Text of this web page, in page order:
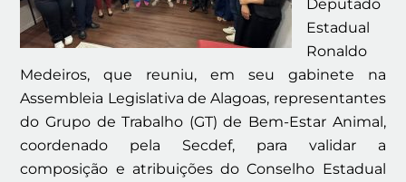
Deputado
Estadual
Ronaldo
Medeiros, que reuniu, em seu gabinete na
Assembleia Legislativa de Alagoas, representantes
do Grupo de Trabalho (GT) de Bem-Estar Animal,
coordenado pela Secdef, para validar a
composição e atribuições do Conselho Estadual